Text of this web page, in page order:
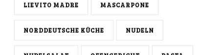
LIEVITO MADRE MASCARPONE
NORDDEUTSCHE KÜCHE NUDELN